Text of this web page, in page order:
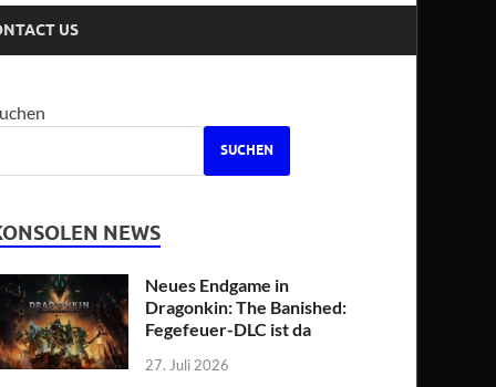
US
SUCHEN
NEWS
Neues Endgame in
Dragonkin: The Banished:
Fegefeuer-DLC ist da
27. Juli 2026